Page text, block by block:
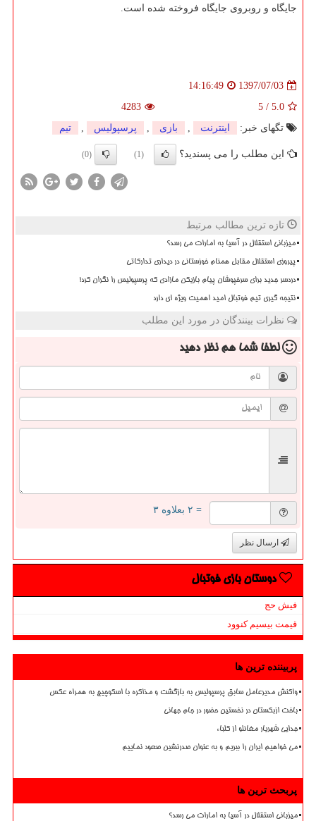
جایگاه و روبروی جایگاه فروخته شده است.
1397/07/03
14:16:49
5.0
/
5
4283
تگهای خبر:
اینترنت , بازی , پرسپولیس , تیم
این مطلب را می پسندید؟ (1)
(0)
تازه ترین مطالب مرتبط
میزبانی استقلال در آسیا به امارات می رسد؟
پیروزی استقلال مقابل همنام خوزستانی در دیداری تدارکاتی
دردسر جدید برای سرخپوشان پیام بازیکن مازادی که پرسپولیس را نگران کرد!
نتیجه گیری تیم فوتبال امید اهمیت ویژه ای دارد
نظرات بینندگان در مورد این مطلب
لطفا شما همنظر دهید
= ۲ بعلاوه ۳
ارسال نظر
دوستان بازی فوتبال
فیش حج
قیمت بیسیم کنوود
پربیننده ترین ها
واکنش مدیرعامل سابق پرسپولیس به بازگشت و مذاکره با اسکوچیچ به همراه عکس
باخت ازبکستان در نخستین حضور در جام جهانی
جدایی شهریار مغانلو از کلباء
می خواهیم ایران را ببریم و به عنوان صدرنشین صعود نماییم
پربحث ترین ها
میزبانی استقلال در آسیا به امارات می رسد؟